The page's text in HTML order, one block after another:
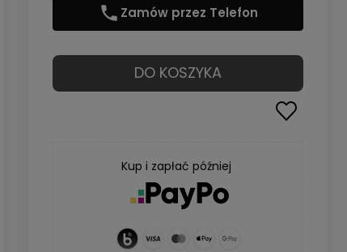
Zamów przez Telefon
DO KOSZYKA
Kup i zapłać później